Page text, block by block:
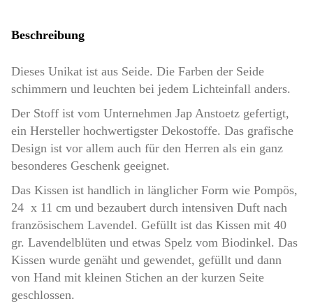
Beschreibung
Dieses Unikat ist aus Seide. Die Farben der Seide
schimmern und leuchten bei jedem Lichteinfall anders.
Der Stoff ist vom Unternehmen Jap Anstoetz gefertigt,
ein Hersteller hochwertigster Dekostoffe. Das grafische
Design ist vor allem auch für den Herren als ein ganz
besonderes Geschenk geeignet.
Das Kissen ist handlich in länglicher Form wie Pompös,
24 x 11 cm und bezaubert durch intensiven Duft nach
französischem Lavendel. Gefüllt ist das Kissen mit 40
gr. Lavendelblüten und etwas Spelz vom Biodinkel. Das
Kissen wurde genäht und gewendet, gefüllt und dann
von Hand mit kleinen Stichen an der kurzen Seite
geschlossen.